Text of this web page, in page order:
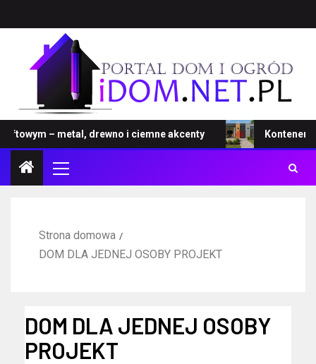
– metal, drewno i ciemne akcenty Kontener –
Strona domowa
DOM DLA JEDNEJ OSOBY PROJEKT
DOM DLA JEDNEJ OSOBY
PROJEKT